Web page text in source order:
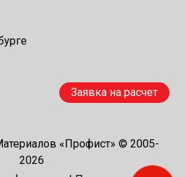
Заявка на расчет
«Профист» © 2005-
2026